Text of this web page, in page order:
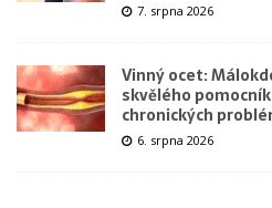
7. srpna 2026
Vinný ocet:
skvělého
chronických
6. srpna 2026